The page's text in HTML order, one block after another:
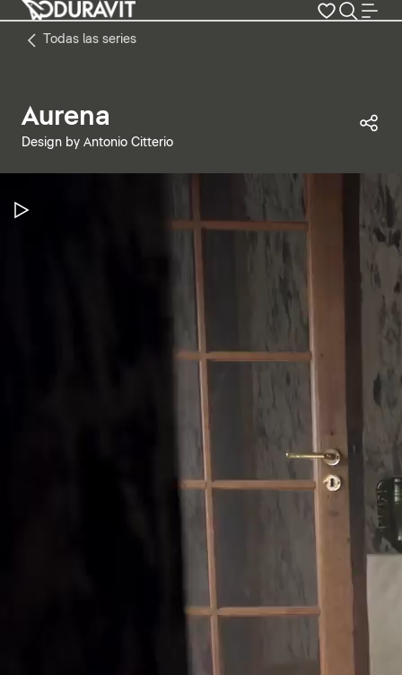
Todas las series
Aurena
Design by Antonio Citterio
Pausar vídeo